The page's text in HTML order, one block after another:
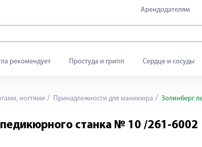
Арендодателям
рекомендует Простуда и грипп Сердце и сосуды
ногтями Принадлежности для маникюра Золинберг
станка № 10 /261-6002